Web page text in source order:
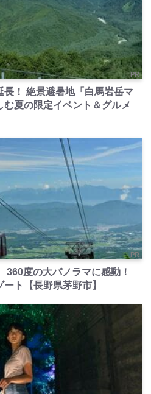
PR
！ 絶景避暑地「白馬岩岳マ
夏の限定イベント＆グルメ
PR
360度の大パノラマに感動！
ト【長野県茅野市】